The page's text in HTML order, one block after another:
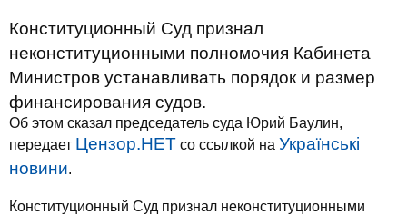
Конституционный Суд признал
неконституционными полномочия Кабинета
Министров устанавливать порядок и размер
финансирования судов.
Об этом сказал председатель суда Юрий Баулин,
передает Цензор.НЕТ со ссылкой на Українські
новини.
Конституционный Суд признал неконституционными